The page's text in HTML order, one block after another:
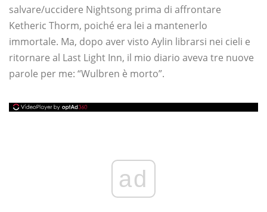
salvare/uccidere Nightsong prima di affrontare
Ketheric Thorm, poiché era lei a mantenerlo
immortale. Ma, dopo aver visto Aylin librarsi nei cieli e
ritornare al Last Light Inn, il mio diario aveva tre nuove
parole per me: “Wulbren è morto”.
ad